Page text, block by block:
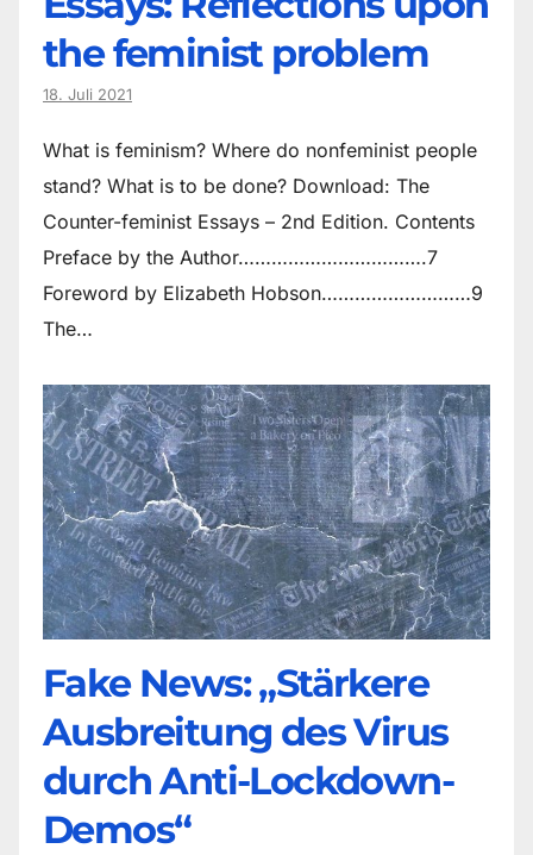
the feminist problem
18. Juli 2021
What is feminism? Where do non­feminist people
stand? What is to be done? Download: The
Counter-feminist Essays – 2nd Edition. Contents
Preface by the Author…………………………….7
Foreword by Elizabeth Hobson………………………9
The…
Fake News: „Stärkere
Ausbreitung des Virus
durch Anti-Lockdown-
Demos“